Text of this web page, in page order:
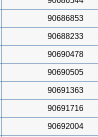
90686853
90688233
90690478
90690505
90691363
90691716
90692004